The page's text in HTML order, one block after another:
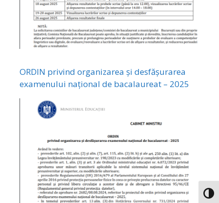
ORDIN privind organizarea și desfășurarea
examenului național de bacalaureat – 2025